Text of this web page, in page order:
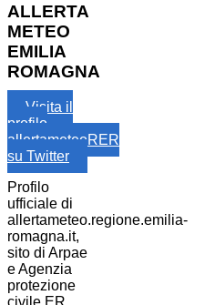
ALLERTA
METEO
EMILIA
ROMAGNA
Visita il
profilo
allertameteoRER
su Twitter
Profilo
ufficiale di
allertameteo.regione.emilia-
romagna.it,
sito di Arpae
e Agenzia
protezione
civile ER.